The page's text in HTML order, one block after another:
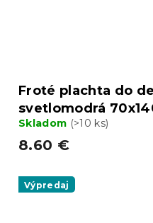
Froté plachta do
svetlomodrá
Skladom (>10 ks)
8.60 €
Výpredaj